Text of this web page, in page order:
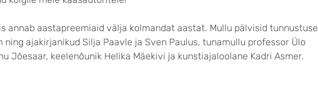
annab aastapreemiaid välja kolmandat aastat. Mullu pälvisid tunnustuse
ning ajakirjanikud Silja Paavle ja Sven Paulus, tunamullu professor Ülo
Jõesaar, keelenõunik Helika Mäekivi ja kunstiajaloolane Kadri Asmer.